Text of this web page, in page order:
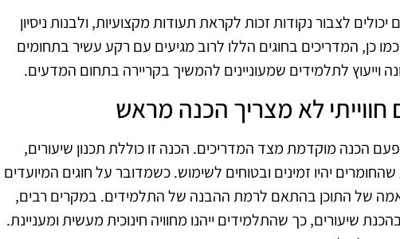
יכולים לצבור נקודות זכות לקראת תעודות מקצועיות, ולבנות ניסיון
כן, המדריכים בחוגים הללו לרוב מגיעים עם רקע עשיר בתחומים
וייעוץ לתלמידים שמעוניינים להמשיך בקריירה בתחום המדעים.
פעם הכנה מוקדמת מצד המדריכים. הכנה זו כוללת תכנון שיעורים,
יהיו זמינים ובטוחים לשימוש. כשמדובר על חוגים המיועדים
של התוכן בהתאם לרמת ההבנה של התלמידים. במקרים רבים,
שיעורים, כך שהתלמידים ייהנו מחוויה חינוכית מעשית ומעניינת.